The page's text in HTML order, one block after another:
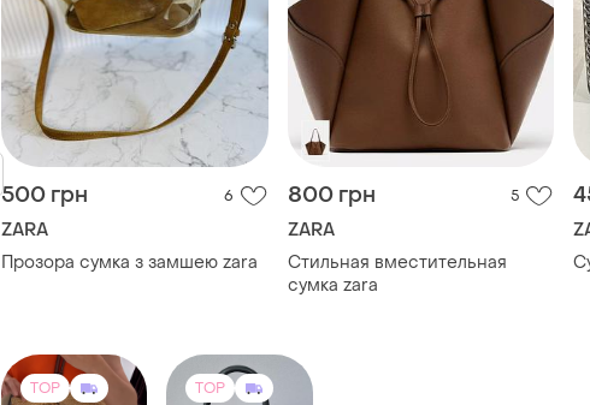
500 грн 6
ZARA
Прозора сумка з замшею zara
800 грн 5
ZARA
Стильная вместительная
сумка zara
TOP TOP